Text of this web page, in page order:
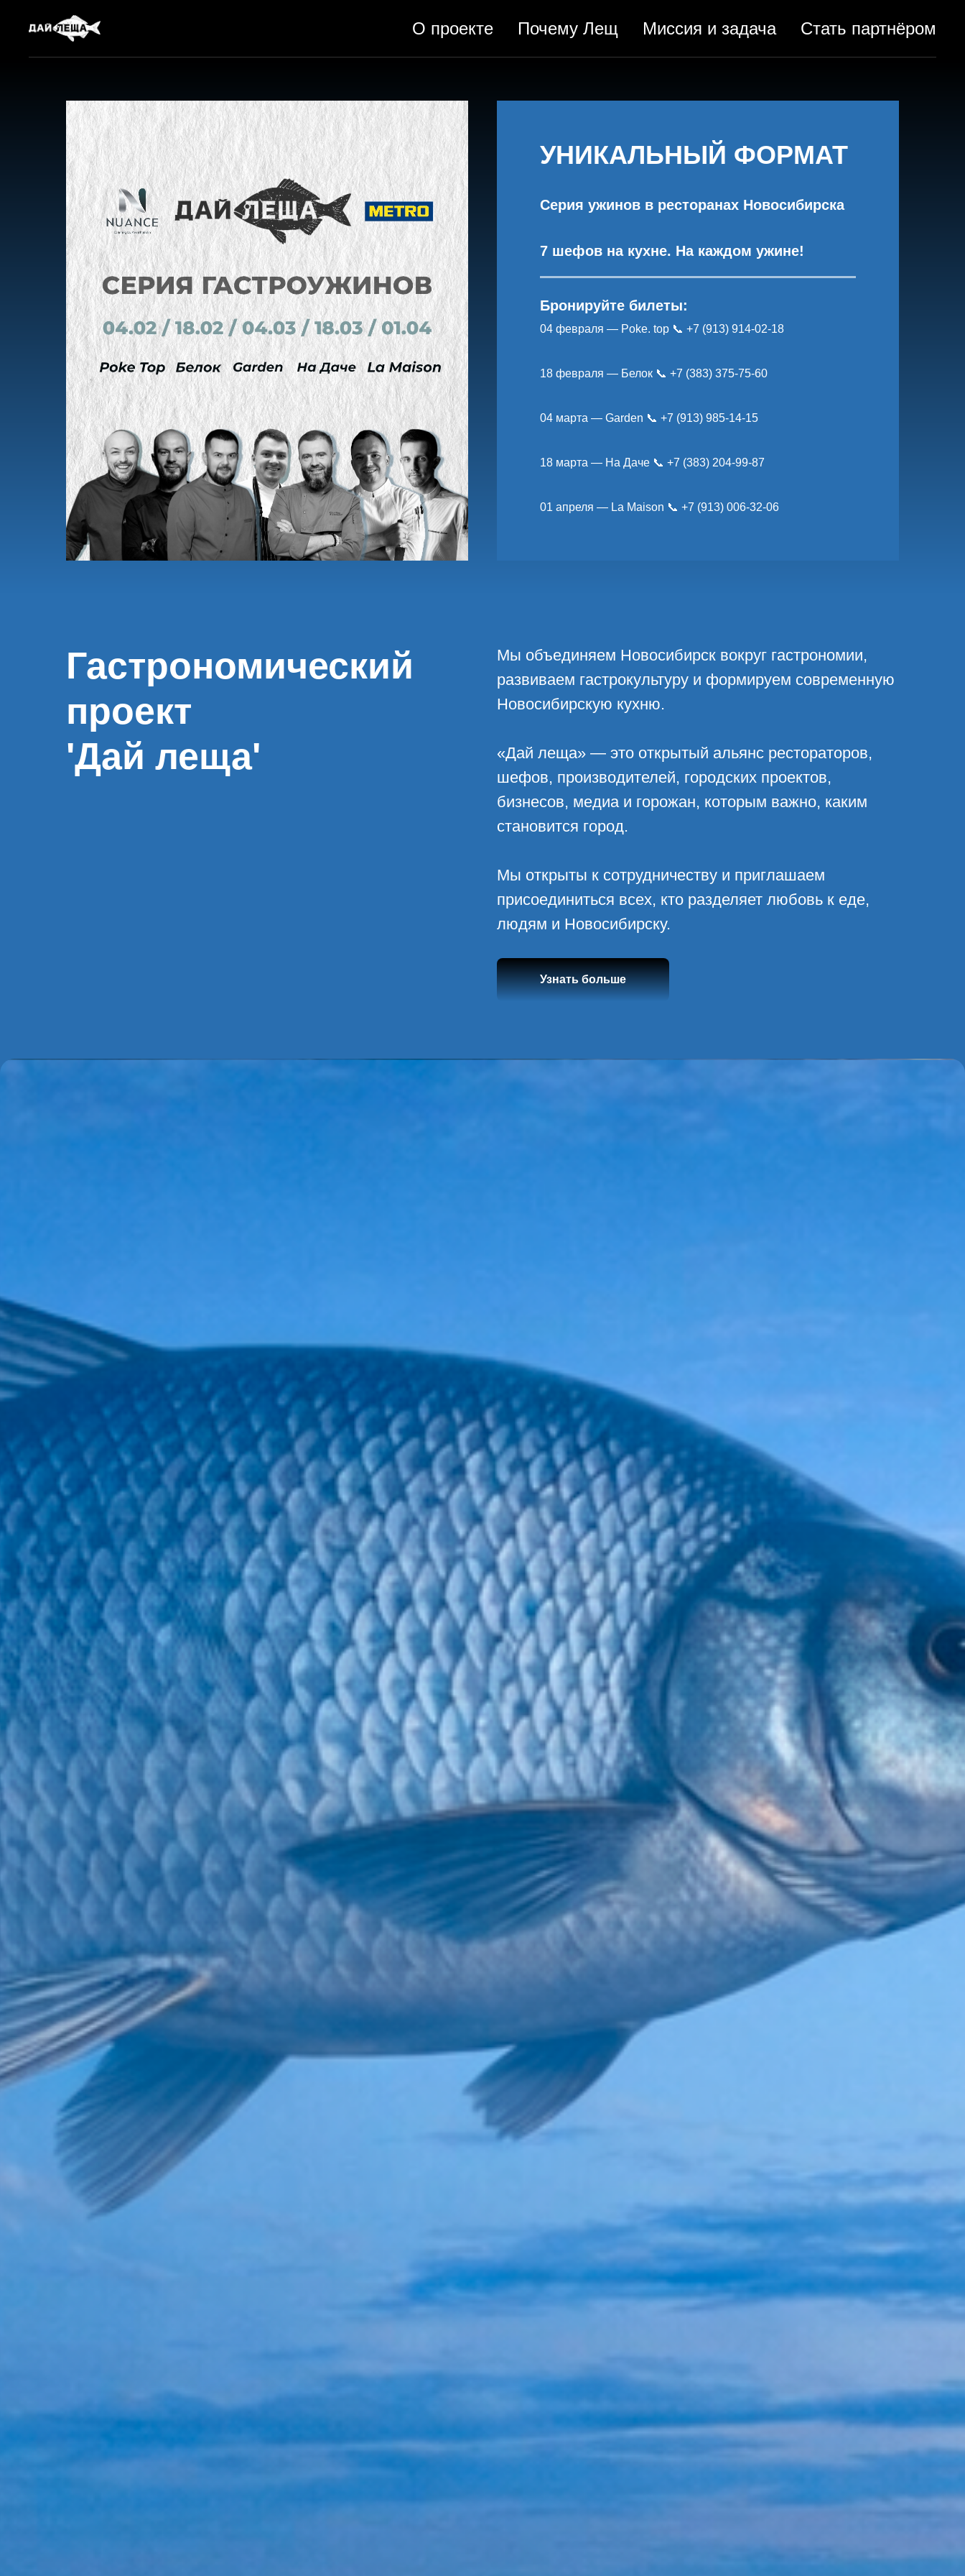
О проекте Почему Лещ Миссия и задача Стать партнёром
УНИКАЛЬНЫЙ ФОРМАТ
Серия ужинов в ресторанах Новосибирска
7 шефов на кухне. На каждом ужине!
Бронируйте билеты:
04 февраля — Poke. top 📞 +7 (913) 914-02-18
18 февраля — Белок 📞 +7 (383) 375-75-60
04 марта — Garden 📞 +7 (913) 985-14-15
18 марта — На Даче 📞 +7 (383) 204-99-87
01 апреля — La Maison 📞 +7 (913) 006-32-06
Гастрономический
проект
'Дай леща'
Мы объединяем Новосибирск вокруг гастрономии,
развиваем гастрокультуру и формируем современную
Новосибирскую кухню.
«Дай леща» — это открытый альянс рестораторов,
шефов, производителей, городских проектов,
бизнесов, медиа и горожан, которым важно, каким
становится город.
Мы открыты к сотрудничеству и приглашаем
присоединиться всех, кто разделяет любовь к еде,
людям и Новосибирску.
Узнать больше